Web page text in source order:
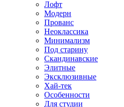
Лофт
Модерн
Прованс
Неоклассика
Минимализм
Под старину
Скандинавские
Элитные
Эксклюзивные
Хай-тек
Особенности
Для студии